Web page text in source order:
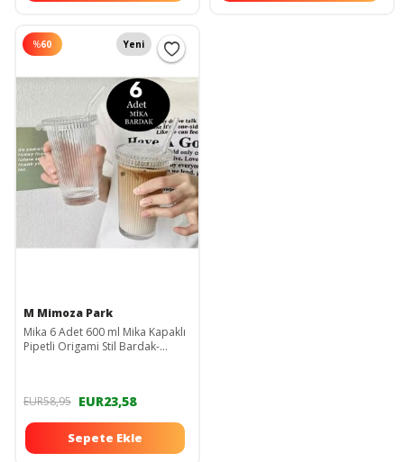
%60 Yeni
M Mimoza Park
Mika 6 Adet 600 ml Mika Kapaklı
Pipetli Origami Stil Bardak-
EUR58,95 EUR23,58
Sepete Ekle